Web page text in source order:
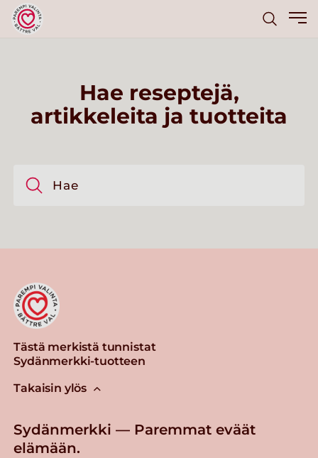
Hae reseptejä,
artikkeleita ja tuotteita
Tästä merkistä tunnistat
Sydänmerkki-tuotteen
Takaisin ylös
Sydänmerkki — Paremmat eväät
elämään.